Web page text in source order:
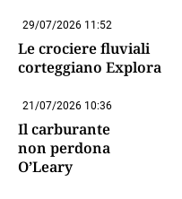
29/07/2026 11:52
Le crociere fluviali
corteggiano Explora
21/07/2026 10:36
Il carburante
non perdona
O’Leary